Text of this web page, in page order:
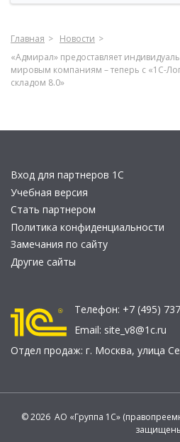
Главная
Новости
«Адмирал» предоставляет
мировым компаниям – теперь с «1С-
складом 8.0»
Вход для партнеров 1С
Учебная версия
Стать партнером
Политика конфиденциальности
Замечания по сайту
Другие сайты
Телефон: +7 (495)
Email: site_v8@1c.ru
Отдел продаж: г. Москва, улица
© 2026 АО «Группа 1С»